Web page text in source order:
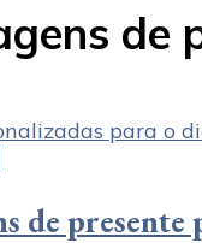
de
de